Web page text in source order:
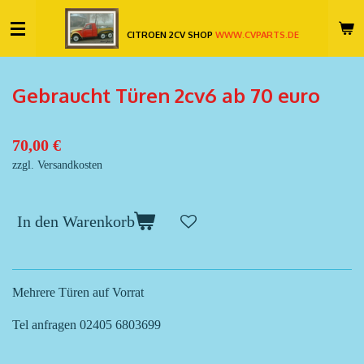
Hauptinhalt
springen
CITROEN 2CV SHOPWWW.CVPARTS.DE
Gebraucht Türen 2cv6 ab 70 euro
70,00 €
zzgl. Versandkosten
In den Warenkorb
Mehrere Türen auf Vorrat
Tel anfragen 02405 6803699